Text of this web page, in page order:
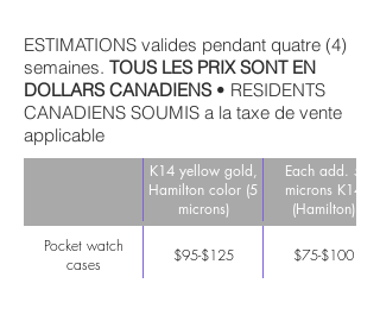
ESTIMATIONS valides pendant quatre (4)
semaines. TOUS LES PRIX SONT EN
DOLLARS CANADIENS • RESIDENTS
CANADIENS SOUMIS a la taxe de vente
applicable
K14 yellow gold,
Hamilton color (5
microns)
Each add. 5
microns K14
(Hamilton)
Pocket watch
cases
$95-$125 $75-$100